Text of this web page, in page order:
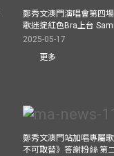
鄭秀文澳門演唱會第四
歌迷掟紅色Bra上台
2025-05-17
更多
鄭秀文澳門站加唱專屬
不可取替》答謝粉絲 第